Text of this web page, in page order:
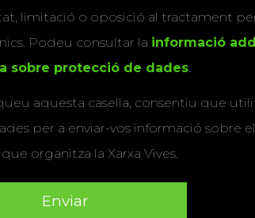
limitació o oposició al tractament
Podeu consultar la informació
sobre protecció de dades.
aquesta casella, consentiu que
per a enviar-vos informació sobre
organitza la Xarxa Vives.